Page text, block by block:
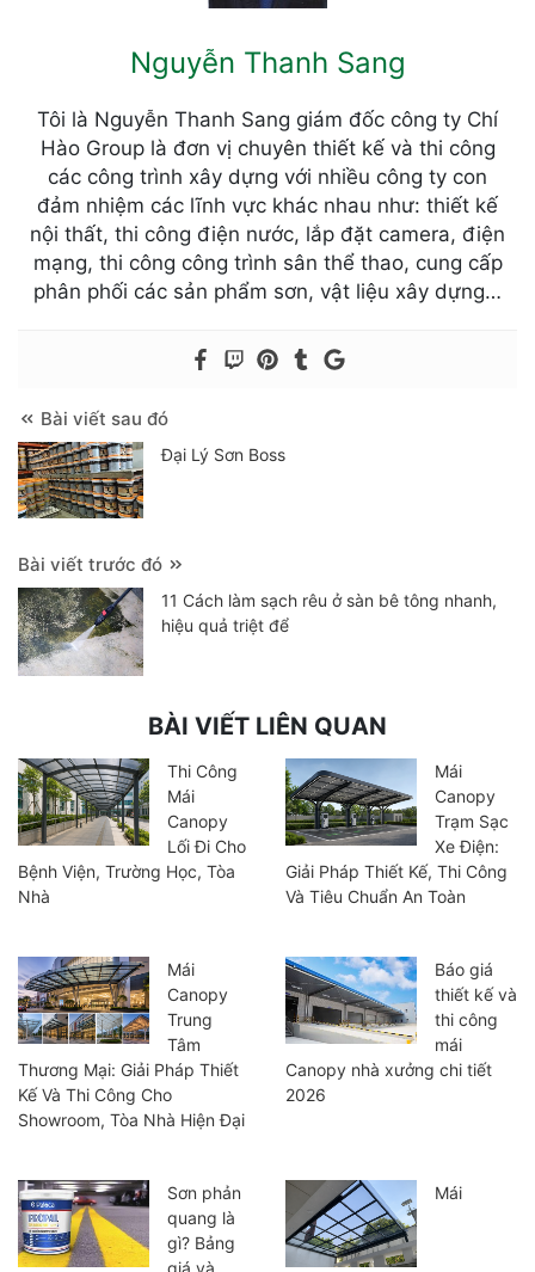
Nguyễn Thanh Sang
Tôi là Nguyễn Thanh Sang giám đốc công ty Chí
Hào Group là đơn vị chuyên thiết kế và thi công
các công trình xây dựng với nhiều công ty con
đảm nhiệm các lĩnh vực khác nhau như: thiết kế
nội thất, thi công điện nước, lắp đặt camera, điện
mạng, thi công công trình sân thể thao, cung cấp
phân phối các sản phẩm sơn, vật liệu xây dựng…
Bài viết sau đó
Đại Lý Sơn Boss
Bài viết trước đó
11 Cách làm sạch rêu ở sàn bê tông nhanh,
hiệu quả triệt để
BÀI VIẾT LIÊN QUAN
Thi Công
Mái
Canopy
Lối Đi Cho
Bệnh Viện, Trường Học, Tòa
Nhà
Mái
Canopy
Trạm Sạc
Xe Điện:
Giải Pháp Thiết Kế, Thi Công
Và Tiêu Chuẩn An Toàn
Mái
Canopy
Trung
Tâm
Thương Mại: Giải Pháp Thiết
Kế Và Thi Công Cho
Showroom, Tòa Nhà Hiện Đại
Báo giá
thiết kế và
thi công
mái
Canopy nhà xưởng chi tiết
2026
Sơn phản
quang là
gì? Bảng
giá và
Mái